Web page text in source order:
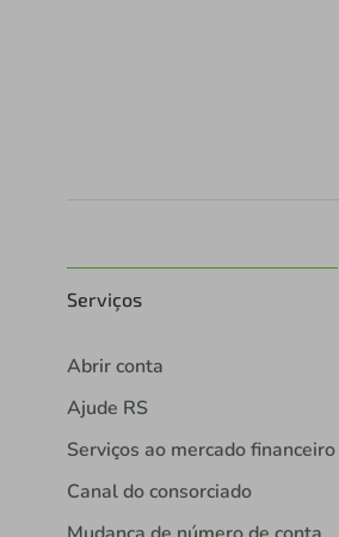
Serviços
Abrir conta
Ajude RS
Serviços ao mercado financeiro
Canal do consorciado